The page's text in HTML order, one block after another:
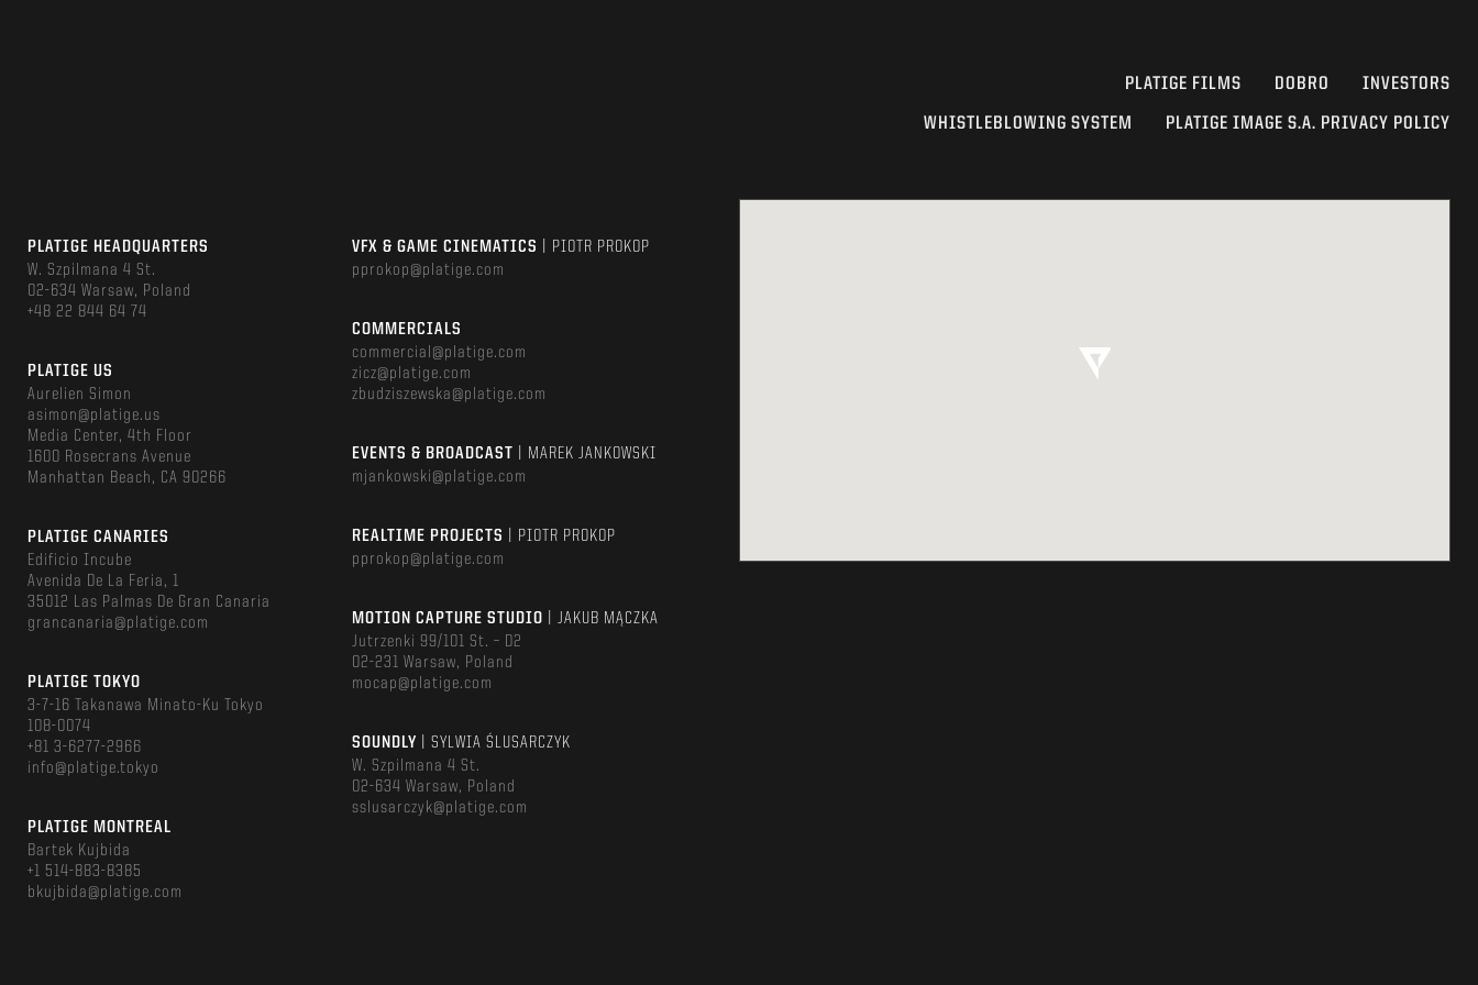
PLATIGE FILMS DOBRO INVESTORS
WHISTLEBLOWING SYSTEM PLATIGE IMAGE S.A. PRIVACY POLICY
PLATIGE HEADQUARTERS
W. Szpilmana 4 St.
02-634 Warsaw, Poland
+48 22 844 64 74
PLATIGE US
Aurelien Simon
asimon@platige.us
Media Center, 4th Floor
1600 Rosecrans Avenue
Manhattan Beach, CA 90266
PLATIGE CANARIES
Edificio Incube
Avenida De La Feria, 1
35012 Las Palmas De Gran Canaria
grancanaria@platige.com
PLATIGE TOKYO
3-7-16 Takanawa Minato-Ku Tokyo
108-0074
+81 3-6277-2966
info@platige.tokyo
PLATIGE MONTREAL
Bartek Kujbida
+1 514-883-8385
bkujbida@platige.com
VFX & GAME CINEMATICS
| PIOTR PROKOP
pprokop@platige.com
COMMERCIALS
commercial@platige.com
zicz@platige.com
zbudziszewska@platige.com
EVENTS & BROADCAST
| MAREK JANKOWSKI
mjankowski@platige.com
REALTIME PROJECTS
| PIOTR PROKOP
pprokop@platige.com
MOTION CAPTURE STUDIO
| JAKUB MĄCZKA
Jutrzenki 99/101 St. – D2
02-231 Warsaw, Poland
mocap@platige.com
SOUNDLY
| SYLWIA ŚLUSARCZYK
W. Szpilmana 4 St.
02-634 Warsaw, Poland
sslusarczyk@platige.com